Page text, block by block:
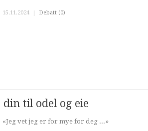
15.11.2024 | Debatt (0)
til odel og eie
«Jeg vet jeg er for mye for deg ...»